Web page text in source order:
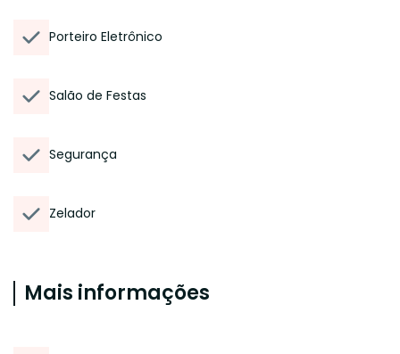
Porteiro Eletrônico
Salão de Festas
Segurança
Zelador
Mais informações